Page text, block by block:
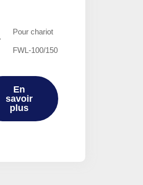
Pour chariot
FWL-100/150
En
savoir
plus